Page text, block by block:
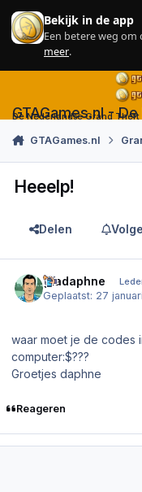
Skip to content
Bekijk in de app
Een betere weg om
meer.
GTAGames.nl -
De Nederlandse Grand Theft
GTAGames.nl
Heeelp!
Delen
gtadaphne
Geplaatst: 27
waar moet je de codes
computer:$???
Groetjes daphne
Reageren